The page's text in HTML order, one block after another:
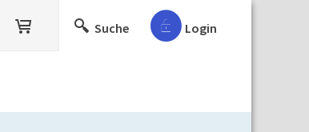
Suche Login